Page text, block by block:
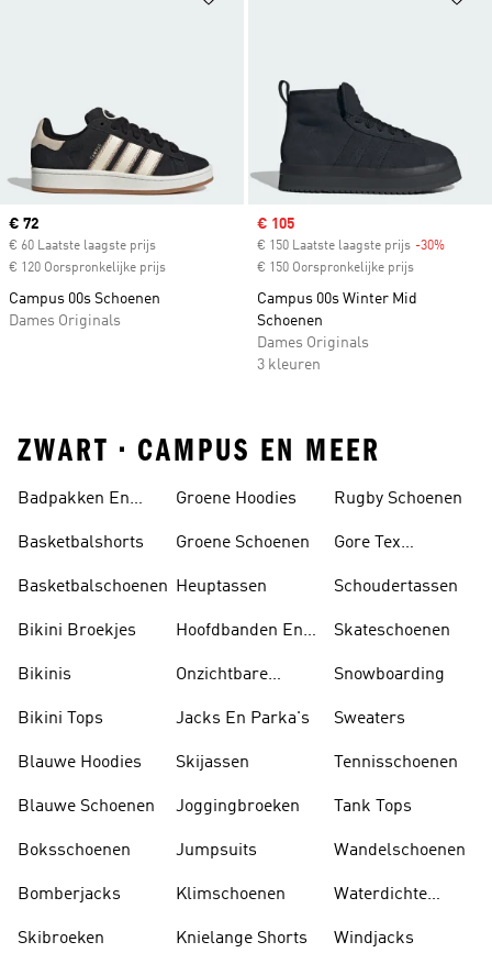
Current price
€ 72
€ 60 Laatste laagste prijs
€ 120 Oorspronkelijke prijs
Campus 00s Schoenen
Dames Originals
Sale price
€ 105
€ 150 Laatste laagste prijs -30%
€ 150 Oorspronkelijke prijs
Campus 00s Winter Mid
Schoenen
Dames Originals
3 kleuren
ZWART • CAMPUS EN MEER
Badpakken En
Basketbalshorts
Basketbalschoenen
Bikini Broekjes
Bikinis
Bikini Tops
Blauwe Hoodies
Blauwe Schoenen
Boksschoenen
Bomberjacks
Skibroeken
Groene Hoodies
Groene Schoenen
Heuptassen
Hoofdbanden En
Onzichtbare
Jacks En Parka's
Skijassen
Joggingbroeken
Jumpsuits
Klimschoenen
Knielange Shorts
Rugby Schoenen
Gore Tex
Schoudertassen
Skateschoenen
Snowboarding
Sweaters
Tennisschoenen
Tank Tops
Wandelschoenen
Waterdichte
Windjacks